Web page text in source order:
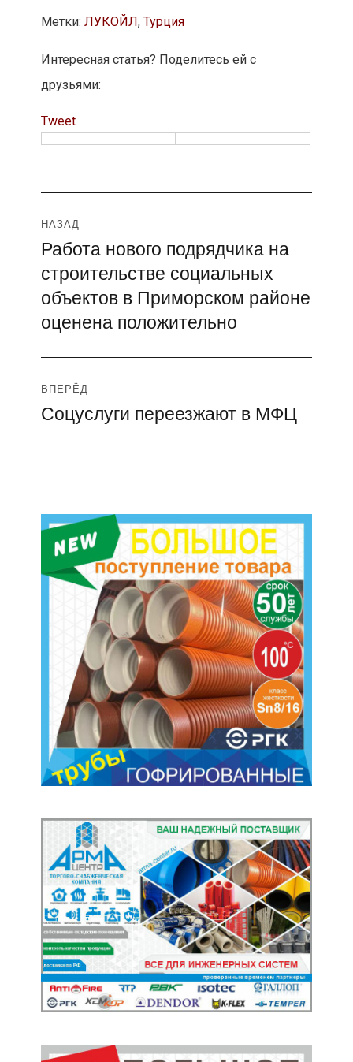
Метки: ЛУКОЙЛ, Турция
Интересная статья? Поделитесь ей с
друзьями:
Tweet
Навигация
по
записям
НАЗАД
Предыдущая
запись:
Работа нового подрядчика на
строительстве социальных
объектов в Приморском районе
оценена положительно
ВПЕРЁД
Следующая
Соцуслуги переезжают в МФЦ